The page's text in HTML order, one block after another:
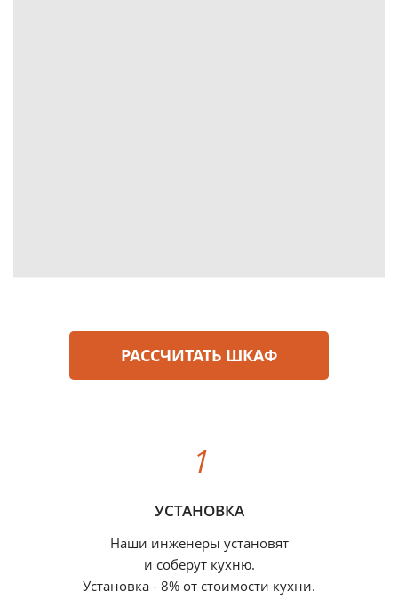
РАССЧИТАТЬ ШКАФ
УСТАНОВКА
Наши инженеры установят
и соберут кухню.
Установка - 8% от стоимости кухни.